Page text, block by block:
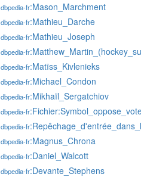
dbpedia-fr:Mason_Marchment
dbpedia-fr:Mathieu_Darche
dbpedia-fr:Mathieu_Joseph
dbpedia-fr
dbpedia-fr:Matīss_Kivlenieks
dbpedia-fr:Michael_Condon
dbpedia-fr:Mikhaïl_Sergatchiov
dbpedia-fr
dbpedia-fr
dbpedia-fr:Magnus_Chrona
dbpedia-fr:Daniel_Walcott
dbpedia-fr:Devante_Stephens